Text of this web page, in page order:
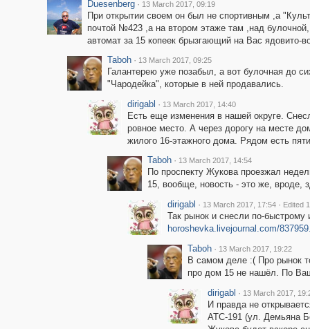
Duesenberg · 13 March 2017, 09:19
При открытии своем он был не спортивным ,а
почтой №423 ,а на втором этаже там ,над
автомат за 15 копеек брызгающий нa Вас
Taboh · 13 March 2017, 09:25
Галантерею уже позабыл, а вот булочная до
"Чародейка", которые в ней продавались.
dirigabl · 13 March 2017, 14:40
Есть еще изменения в нашей округе.
ровное место. А через дорогу на месте
жилого 16-этажного дома. Рядом есть
Taboh · 13 March 2017, 14:54
По проспекту Жукова проезжал
15, вообще, новость - это же, вроде,
dirigabl · 13 March 2017, 17:54 · Edited
Так рынок и снесли по-
horoshevka.livejournal.com/
Taboh · 13 March 2017, 19:22
В самом деле :( Про рынок
про дом 15 не нашёл. По
dirigabl · 13 March 2017,
И правда не
АТС-191 (ул. Демьяна